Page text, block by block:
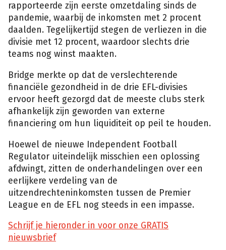
rapporteerde zijn eerste omzetdaling sinds de
pandemie, waarbij de inkomsten met 2 procent
daalden. Tegelijkertijd stegen de verliezen in die
divisie met 12 procent, waardoor slechts drie
teams nog winst maakten.
Bridge merkte op dat de verslechterende
financiële gezondheid in de drie EFL-divisies
ervoor heeft gezorgd dat de meeste clubs sterk
afhankelijk zijn geworden van externe
financiering om hun liquiditeit op peil te houden.
Hoewel de nieuwe Independent Football
Regulator uiteindelijk misschien een oplossing
afdwingt, zitten de onderhandelingen over een
eerlijkere verdeling van de
uitzendrechteninkomsten tussen de Premier
League en de EFL nog steeds in een impasse.
Schrijf je hieronder in voor onze GRATIS
nieuwsbrief